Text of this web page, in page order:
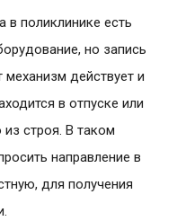
в поликлинике есть
но запись
действует и
в отпуске или
строя. В таком
направление в
для получения